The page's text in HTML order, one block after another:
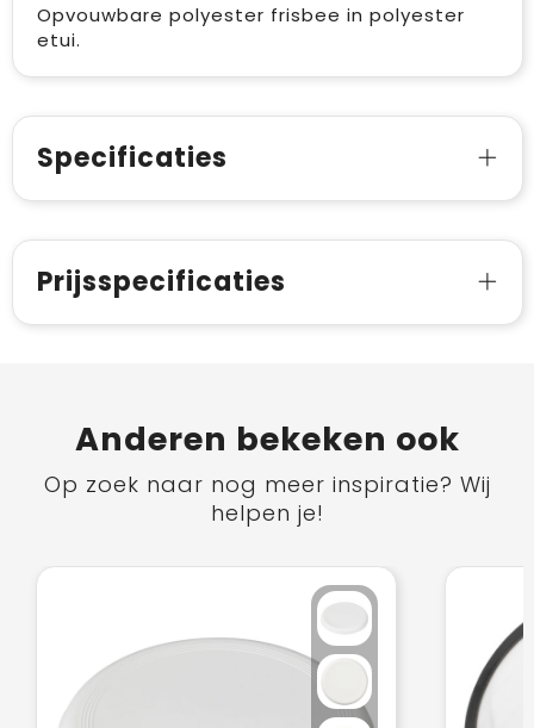
Opvouwbare polyester frisbee in polyester
etui.
Specificaties
Prijsspecificaties
Anderen bekeken ook
Op zoek naar nog meer inspiratie? Wij
helpen je!